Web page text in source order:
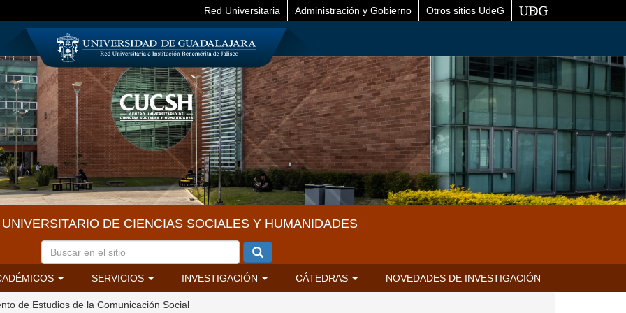
Red Universitaria Administración y Gobierno Otros sitios UdeG
DE CIENCIAS SOCIALES Y HUMANIDADES
SERVICIOS INVESTIGACIÓN CÁTEDRAS NOVEDADES DE INVESTIGACIÓN
de Estudios de la Comunicación Social